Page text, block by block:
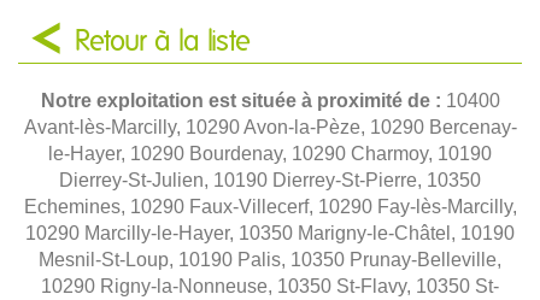
Retour à la liste
Notre exploitation est située à proximité de : 10400
Avant-lès-Marcilly, 10290 Avon-la-Pèze, 10290 Bercenay-
le-Hayer, 10290 Bourdenay, 10290 Charmoy, 10190
Dierrey-St-Julien, 10190 Dierrey-St-Pierre, 10350
Echemines, 10290 Faux-Villecerf, 10290 Fay-lès-Marcilly,
10290 Marcilly-le-Hayer, 10350 Marigny-le-Châtel, 10190
Mesnil-St-Loup, 10190 Palis, 10350 Prunay-Belleville,
10290 Rigny-la-Nonneuse, 10350 St-Flavy, 10350 St-